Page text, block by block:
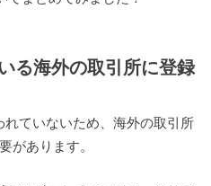
る海外の取引所に登録
ていないため、海外の取引所
があります。